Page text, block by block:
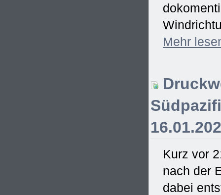
Mehr
Kurz vor
nach der
dabei